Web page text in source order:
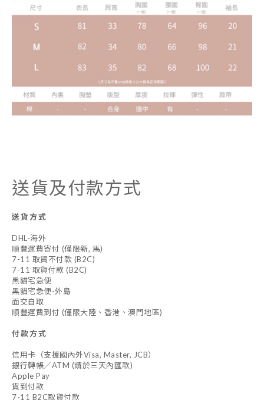
送貨及付款方式
送貨方式
DHL-海外
順豐運費寄付 (僅限新, 馬)
7-11 取貨不付款 (B2C)
7-11 取貨付款 (B2C)
黑貓宅急便
黑貓宅急便-外島
面交自取
順豐運費到付 (僅限大陸、香港、澳門地區)
付款方式
信用卡（支援國內外Visa, Master, JCB）
銀行轉帳／ATM (請於三天內匯款)
Apple Pay
貨到付款
7-11 B2C取貨付款